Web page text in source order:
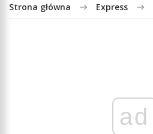
Strona główna Express
ad